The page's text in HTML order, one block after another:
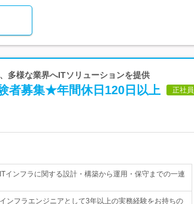
多様な業界へITソリューションを提供
者募集★年間休日120日以上 正社員
インフラに関する設計・構築から運用・保守までの一連
ンフラエンジニアとして3年以上の実務経験をお持ちの